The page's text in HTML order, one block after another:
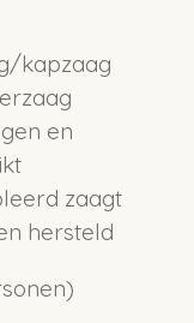
kapzaag
en
zaagt
hersteld